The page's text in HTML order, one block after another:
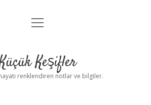
Anasayfa
Yasal Uyarı
menüyü
Keşifler
renklendiren notlar ve bilgiler.